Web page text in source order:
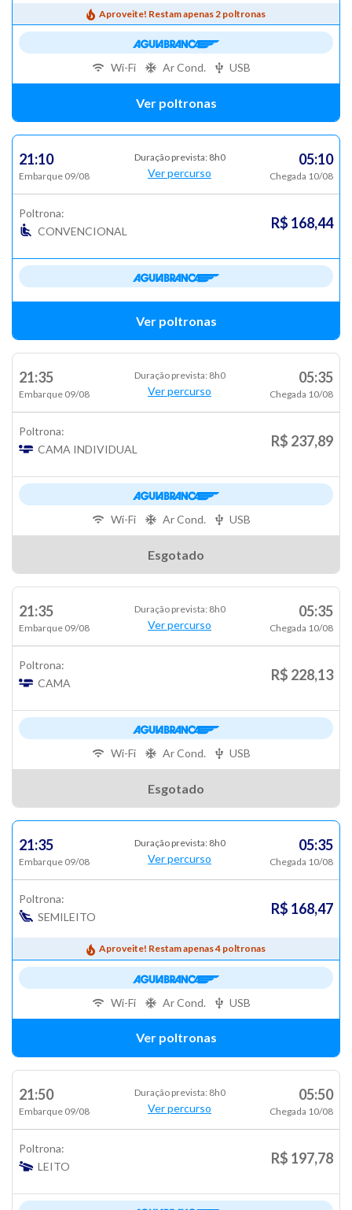
Aproveite! Restam apenas 2 poltronas
Ver poltronas
Wi-Fi Ar Cond. USB
21:10
Embarque 09/08
Duração prevista: 8h0
Ver percurso
05:10
Chegada 10/08
Poltrona:
CONVENCIONAL
R$ 168,44
Ver poltronas
21:35
Embarque 09/08
Duração prevista: 8h0
Ver percurso
05:35
Chegada 10/08
Poltrona:
CAMA INDIVIDUAL
R$ 237,89
Esgotado
Wi-Fi Ar Cond. USB
21:35
Embarque 09/08
Duração prevista: 8h0
Ver percurso
05:35
Chegada 10/08
Poltrona:
CAMA
R$ 228,13
Esgotado
Wi-Fi Ar Cond. USB
21:35
Embarque 09/08
Duração prevista: 8h0
Ver percurso
05:35
Chegada 10/08
Poltrona:
SEMILEITO
R$ 168,47
Aproveite! Restam apenas 4 poltronas
Ver poltronas
Wi-Fi Ar Cond. USB
21:50
Embarque 09/08
Duração prevista: 8h0
Ver percurso
05:50
Chegada 10/08
Poltrona:
LEITO
R$ 197,78